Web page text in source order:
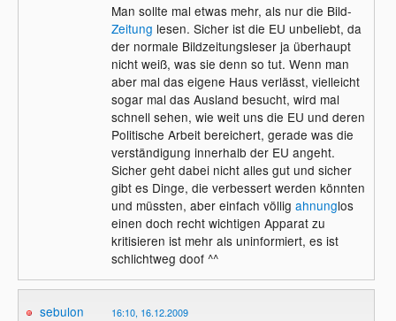
Man sollte mal etwas mehr, als nur die Bild-
Zeitung lesen. Sicher ist die EU unbeliebt, da
der normale Bildzeitungsleser ja überhaupt
nicht weiß, was sie denn so tut. Wenn man
aber mal das eigene Haus verlässt, vielleicht
sogar mal das Ausland besucht, wird mal
schnell sehen, wie weit uns die EU und deren
Politische Arbeit bereichert, gerade was die
verständigung innerhalb der EU angeht.
Sicher geht dabei nicht alles gut und sicher
gibt es Dinge, die verbessert werden könnten
und müssten, aber einfach völlig ahnunglos
einen doch recht wichtigen Apparat zu
kritisieren ist mehr als uninformiert, es ist
schlichtweg doof ^^
sebulon 16:10, 16.12.2009